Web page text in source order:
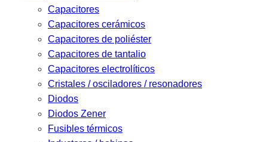
Capacitores
Capacitores cerámicos
Capacitores de poliéster
Capacitores de tantalio
Capacitores electrolíticos
Cristales / osciladores / resonadores
Diodos
Diodos Zener
Fusibles térmicos